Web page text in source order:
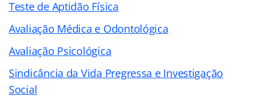
Teste de Aptidão Física
Avaliação Médica e Odontológica
Avaliação Psicológica
Sindicância da Vida Pregressa e Investigação
Social